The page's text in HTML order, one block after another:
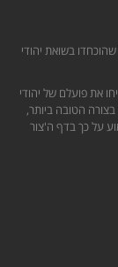
בשואת יהודי
את פועלם של יהודי
הטובה ביותר,
על כך בדף ה'צור